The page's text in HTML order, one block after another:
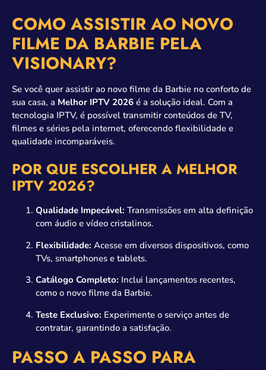
COMO ASSISTIR AO NOVO
FILME DA BARBIE PELA
VISIONARY?
Se você quer assistir ao novo filme da Barbie no conforto de
sua casa, a Melhor IPTV 2026 é a solução ideal. Com a
tecnologia IPTV, é possível transmitir conteúdos de TV,
filmes e séries pela internet, oferecendo flexibilidade e
qualidade incomparáveis.
POR QUE ESCOLHER A MELHOR
IPTV 2026?
Qualidade Impecável: Transmissões em alta definição
com áudio e vídeo cristalinos.
Flexibilidade: Acesse em diversos dispositivos, como
TVs, smartphones e tablets.
Catálogo Completo: Inclui lançamentos recentes,
como o novo filme da Barbie.
Teste Exclusivo: Experimente o serviço antes de
contratar, garantindo a satisfação.
PASSO A PASSO PARA